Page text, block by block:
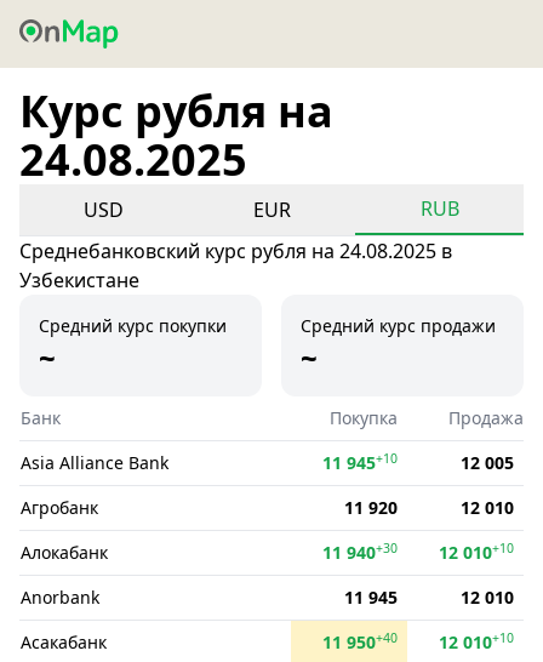
Курс рубля на
24.08.2025
USD EUR
RUB
Среднебанковский курс рубля на 24.08.2025 в
Узбекистане
Средний курс покупки
~
Средний курс продажи
~
Банк Покупка
Продажа
Asia Alliance Bank
11 945+10
12 005
Агробанк
11 920
12 010
Алокабанк
11 940+30 12 010+10
Anorbank 11 945
12 010
Асакабанк
11 950+40 12 010+10